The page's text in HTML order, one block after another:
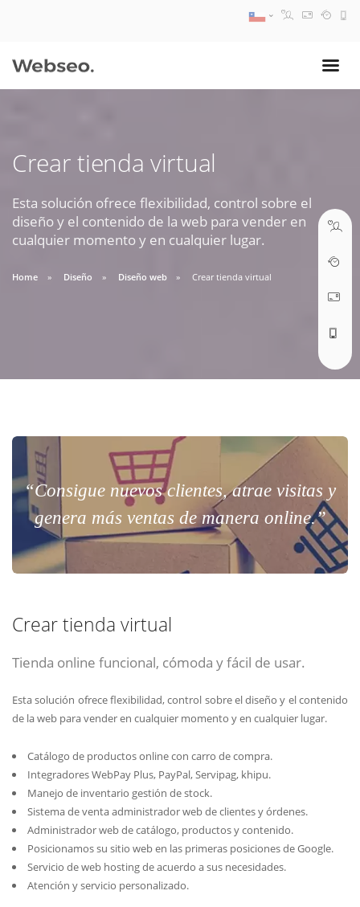
Crear tienda virtual
Esta solución ofrece flexibilidad, control sobre el
diseño y el contenido de la web para vender en
cualquier momento y en cualquier lugar.
Home Diseño Diseño web Crear tienda virtual
“Consigue nuevos clientes, atrae visitas y
genera más ventas de manera online.”
Crear tienda virtual
Tienda online funcional, cómoda y fácil de usar.
Esta solución ofrece flexibilidad, control sobre el diseño y el contenido
de la web para vender en cualquier momento y en cualquier lugar.
Catálogo de productos online con carro de compra.
Integradores WebPay Plus, PayPal, Servipag, khipu.
Manejo de inventario gestión de stock.
Sistema de venta administrador web de clientes y órdenes.
Administrador web de catálogo, productos y contenido.
Posicionamos su sitio web en las primeras posiciones de Google.
Servicio de web hosting de acuerdo a sus necesidades.
Atención y servicio personalizado.
09:30 AM A 18:30 PM
soporte@webseo.cl
ABRIR TICKET